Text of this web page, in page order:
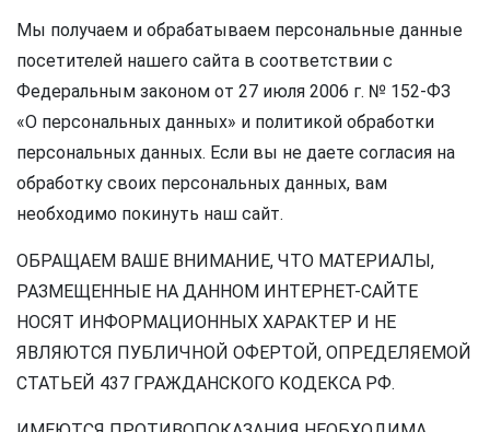
Мы получаем и обрабатываем персональные данные
посетителей нашего сайта в соответствии с
Федеральным законом от 27 июля 2006 г. № 152-ФЗ
«О персональных данных» и политикой обработки
персональных данных. Если вы не даете согласия на
обработку своих персональных данных, вам
необходимо покинуть наш сайт.
ОБРАЩАЕМ ВАШЕ ВНИМАНИЕ, ЧТО МАТЕРИАЛЫ,
РАЗМЕЩЕННЫЕ НА ДАННОМ ИНТЕРНЕТ-САЙТЕ
НОСЯТ ИНФОРМАЦИОННЫХ ХАРАКТЕР И НЕ
ЯВЛЯЮТСЯ ПУБЛИЧНОЙ ОФЕРТОЙ, ОПРЕДЕЛЯЕМОЙ
СТАТЬЕЙ 437 ГРАЖДАНСКОГО КОДЕКСА РФ.